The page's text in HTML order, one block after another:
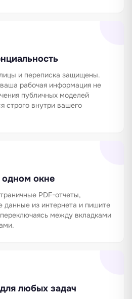
и переписка защищены.
рабочая информация не
публичных моделей
строго внутри вашего
одном окне
PDF-отчеты,
данные из интернета и пишите
между вкладками
любых задач